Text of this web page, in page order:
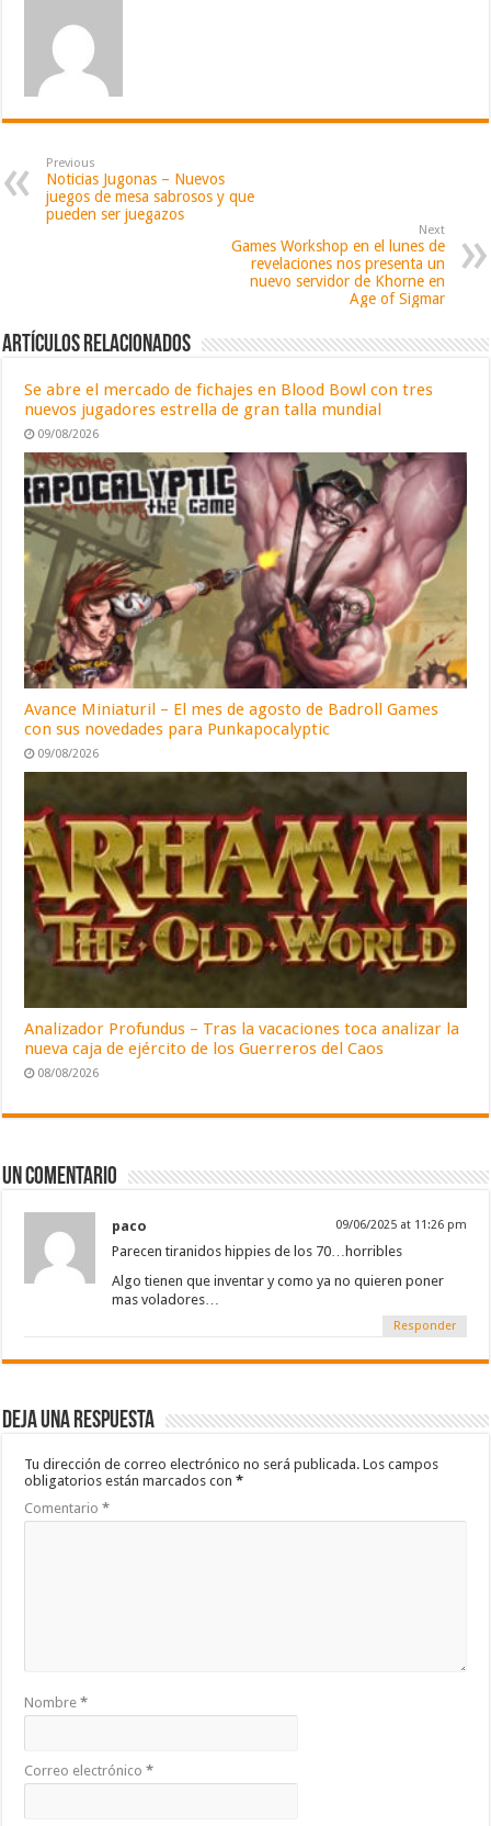
Previous
Noticias Jugonas – Nuevos
juegos de mesa sabrosos y que
pueden ser juegazos
Next
Games Workshop en el lunes de
revelaciones nos presenta un
nuevo servidor de Khorne en
Age of Sigmar
Artículos relacionados
Se abre el mercado de fichajes en Blood Bowl con tres
nuevos jugadores estrella de gran talla mundial
09/08/2026
Avance Miniaturil – El mes de agosto de Badroll Games
con sus novedades para Punkapocalyptic
09/08/2026
Analizador Profundus – Tras la vacaciones toca analizar la
nueva caja de ejército de los Guerreros del Caos
08/08/2026
Un comentario
paco 09/06/2025 at 11:26 pm
Parecen tiranidos hippies de los 70…horribles
Algo tienen que inventar y como ya no quieren poner
mas voladores…
Responder
Deja una respuesta
Tu dirección de correo electrónico no será publicada. Los campos
obligatorios están marcados con*
Comentario*
Nombre*
Correo electrónico*